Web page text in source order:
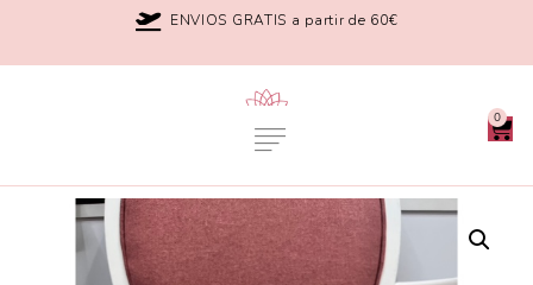
ENVIOS GRATIS a partir de 60€
0